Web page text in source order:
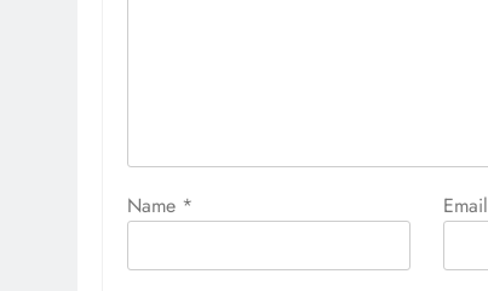
Name * Email